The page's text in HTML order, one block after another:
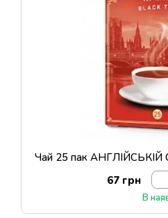
Чай 25 пак
67 грн
В